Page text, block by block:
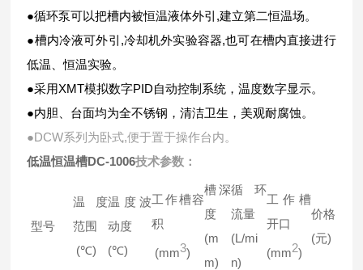
●循环泵可以把槽内被恒温液体外引,建立第二恒温场。
●槽内冷液可外引,冷却机外实验容器,也可在槽内直接进行
低温、恒温实验。
●采用XMT模拟数字PID自动控制系统，温度数字显示。
●内胆、台面均为全不锈钢，清洁卫生，美观耐腐蚀。
●DCW系列为卧式,便于置于操作台内。
低温恒温槽DC-1006技术参数：
型号
温度
范围
(℃)
温度波
动度
(℃)
工作槽容
积
(mm3)
槽深
度
(m
m)
循环
流量
(L/mi
n)
工作槽
开口
(mm2)
价格
(元)